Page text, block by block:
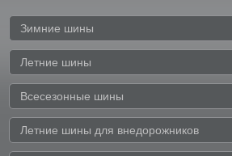
Зимние шины
Летние шины
Всесезонные шины
Летние шины для внедорожников